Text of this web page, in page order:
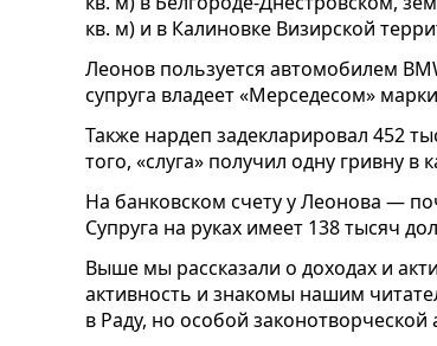
кв. м) и в Калиновке Визирской
Леонов пользуется автомобилем
супруга владеет «Мерседесом»
Также нардеп задекларировал 452
того, «слуга» получил одну гривну в
На банковском счету у Леонова —
Супруга на руках имеет 138 тысяч
Выше мы рассказали о доходах и
активность и знакомы нашим
в Раду, но особой законотворческой